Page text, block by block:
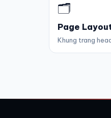
🗂️
Page
Khung trang